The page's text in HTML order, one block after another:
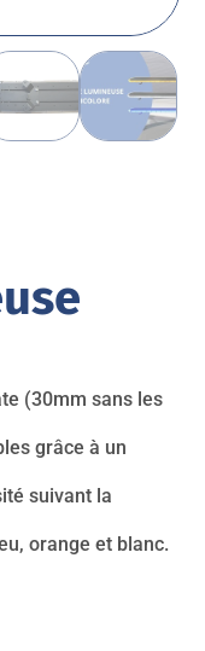
(30mm sans les
grâce à un
suivant la
orange et blanc.